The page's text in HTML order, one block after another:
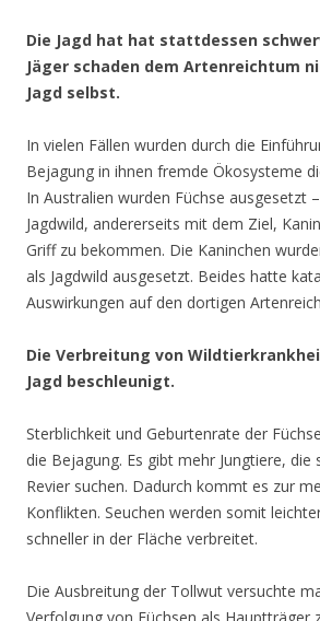
Die Jagd hat hat stattdessen
Jäger schaden dem Artenreichtum
Jagd selbst.
In vielen Fällen wurden durch die
Bejagung in ihnen fremde Ökosysteme
In Australien wurden Füchse ausgesetzt
Jagdwild, andererseits mit dem Ziel,
Griff zu bekommen. Die Kaninchen
als Jagdwild ausgesetzt. Beides hatte
Auswirkungen auf den dortigen
Die Verbreitung von
Jagd beschleunigt.
Sterblichkeit und Geburtenrate der
die Bejagung. Es gibt mehr Jungtiere, die
Revier suchen. Dadurch kommt es zur
Konflikten. Seuchen werden somit
schneller in der Fläche verbreitet.
Die Ausbreitung der Tollwut versuchte